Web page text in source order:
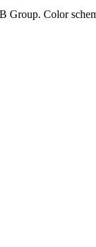
Group. Color